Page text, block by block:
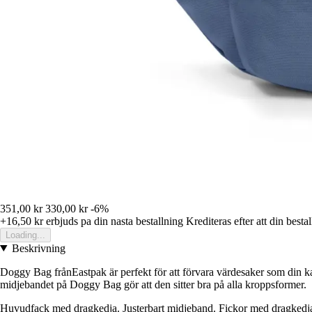
351,00 kr 330,00 kr -6%
+16,50 krerbjuds pa din nasta bestallning Krediteras efter att din
Loading...
Beskrivning
Doggy Bag frånEastpak är perfekt för att förvara värdesaker som din
midjebandet på Doggy Bag gör att den sitter bra på alla kroppsformer.
Huvudfack med dragkedja. Justerbart midjeband. Fickor med